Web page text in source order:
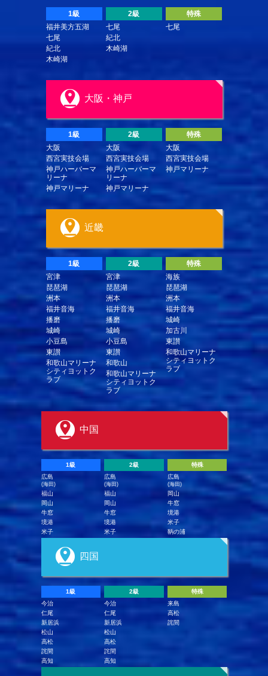
1級
福井美方五湖
七尾
紀北
木崎湖
2級
七尾
紀北
木崎湖
特殊
七尾
大阪・神戸
1級
大阪
西宮実技会場
神戸ハーバーマ
リーナ
神戸マリーナ
2級
大阪
西宮実技会場
神戸ハーバーマ
リーナ
神戸マリーナ
特殊
大阪
西宮実技会場
神戸マリーナ
近畿
1級
宮津
琵琶湖
洲本
福井音海
播磨
城崎
小豆島
東讃
和歌山マリーナ
シティヨットク
ラブ
2級
宮津
琵琶湖
洲本
福井音海
播磨
城崎
小豆島
東讃
和歌山
和歌山マリーナ
シティヨットク
ラブ
特殊
海族
琵琶湖
洲本
福井音海
城崎
加古川
東讃
和歌山マリーナ
シティヨットク
ラブ
中国
1級
広島
(海田)
福山
岡山
牛窓
境港
米子
2級
広島
(海田)
福山
岡山
牛窓
境港
米子
特殊
広島
(海田)
岡山
牛窓
境港
米子
鞆の浦
四国
1級
今治
仁尾
新居浜
松山
高松
詫間
高知
2級
今治
仁尾
新居浜
松山
高松
詫間
高知
特殊
来島
高松
詫間